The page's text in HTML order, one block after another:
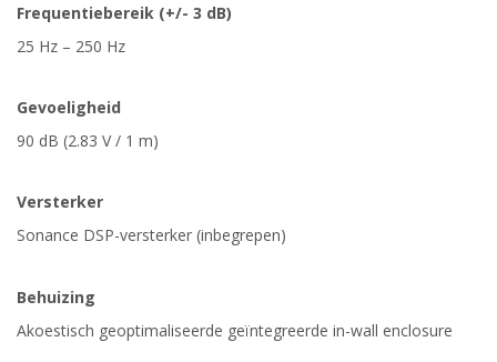
Frequentiebereik (+/- 3 dB)
25 Hz – 250 Hz
Gevoeligheid
90 dB (2.83 V / 1 m)
Versterker
Sonance DSP-versterker (inbegrepen)
Behuizing
Akoestisch geoptimaliseerde geïntegreerde in-wall enclosure